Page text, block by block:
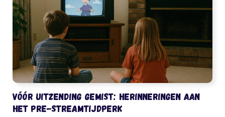
Vóór uitzending gemist: herinneringen aan
het pre-streamtijdperk